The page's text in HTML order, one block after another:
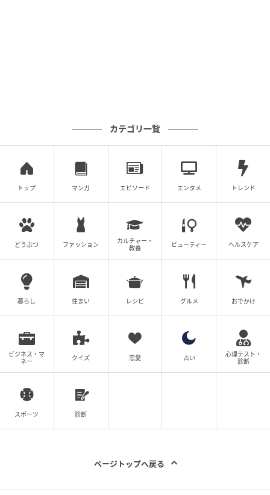
カテゴリ一覧
トップ マンガ エピソード エンタメ トレンド
どうぶつ ファッション
カルチャー・
教養
ビューティー ヘルスケア
暮らし 住まい レシピ グルメ おでかけ
ビジネス・マ
ネー
クイズ 恋愛 占い
心理テスト・
診断
スポーツ 診断
ページトップへ戻る